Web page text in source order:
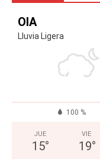
OIA
Lluvia Ligera
100 %
JUE
15°
VIE
19°